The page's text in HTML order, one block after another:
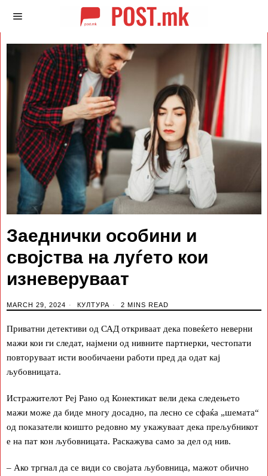
Заеднички особини и
својства на луѓето кои
изневеруваат
MARCH 29, 2024 КУЛТУРА 2 MINS READ
Приватни детективи од САД откриваат дека повеќето неверни
мажи кои ги следат, најмени од нивните партнерки, честопати
повторуваат исти вообичаени работи пред да одат кај
љубовницата.
Истражителот Реј Рано од Конектикат вели дека следењето
мажи може да биде многу досадно, па лесно се сфаќа „шемата“
од показатели коишто редовно му укажуваат дека прељубникот
е на пат кон љубовницата. Раскажува само за дел од нив.
– Ако тргнал да се види со својата љубовница, мажот обично